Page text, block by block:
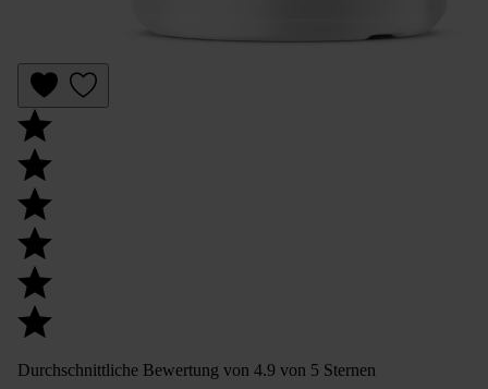
Durchschnittliche Bewertung von 4.9 von 5 Sternen